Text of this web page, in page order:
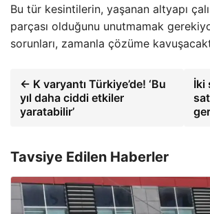
Bu tür kesintilerin, yaşanan altyapı
parçası olduğunu unutmamak
sorunları, zamanla çözüme
← K varyantı Türkiye’de! ‘Bu
yıl daha ciddi etkiler
yaratabilir’
İki
Tavsiye Edilen Haberler